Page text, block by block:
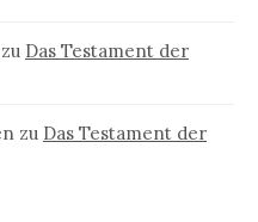
zu Das Testament der
zu Das Testament der